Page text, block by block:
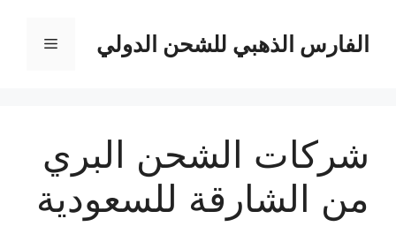
المحتوىالفارس الذهبي للشحن الدولي القائمة
شركات الشحن البري
من الشارقة للسعودية